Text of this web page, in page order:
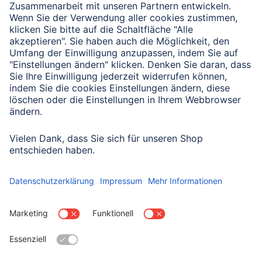
Verbleibende Zeichen: 1000/ 1000
Senden
Mit Absenden des Formulars bestätigen Sie, dass Sie unsere
Datenschutzbestimmungen zur Formulardatenverarbeitung zur
Datenschutz